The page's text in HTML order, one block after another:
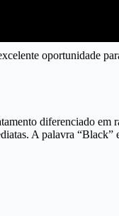
oportunidade
diferenciado em
A palavra “Black”